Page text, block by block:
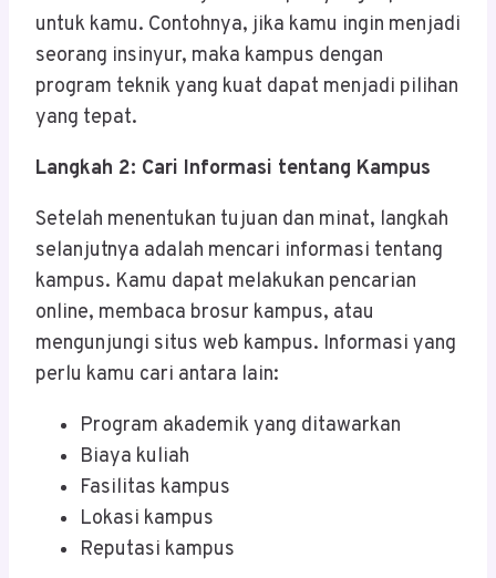
untuk kamu. Contohnya, jika kamu ingin menjadi
seorang insinyur, maka kampus dengan
program teknik yang kuat dapat menjadi pilihan
yang tepat.
Langkah 2: Cari Informasi tentang Kampus
Setelah menentukan tujuan dan minat, langkah
selanjutnya adalah mencari informasi tentang
kampus. Kamu dapat melakukan pencarian
online, membaca brosur kampus, atau
mengunjungi situs web kampus. Informasi yang
perlu kamu cari antara lain:
Program akademik yang ditawarkan
Biaya kuliah
Fasilitas kampus
Lokasi kampus
Reputasi kampus